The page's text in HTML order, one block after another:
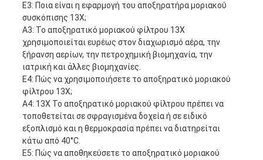
Ε3: Ποια είναι η εφαρμογή του αποξηρατήρα μοριακού
συσκόπισης 13X;
Α3: Το αποξηρατικό μοριακού φίλτρου 13X
χρησιμοποιείται ευρέως στον διαχωρισμό αέρα, την
ξήρανση αερίων, την πετροχημική βιομηχανία, την
ιατρική και άλλες βιομηχανίες.
Ε4: Πώς να χρησιμοποιήσετε το αποξηρατικό μοριακού
φίλτρου 13X;
Α4: 13X Το αποξηρατικό μοριακού φίλτρου πρέπει να
τοποθετείται σε σφραγισμένα δοχεία ή σε ειδικό
εξοπλισμό και η θερμοκρασία πρέπει να διατηρείται
κάτω από 40°C.
Ε5: Πώς να αποθηκεύσετε το αποξηρατικό μοριακού